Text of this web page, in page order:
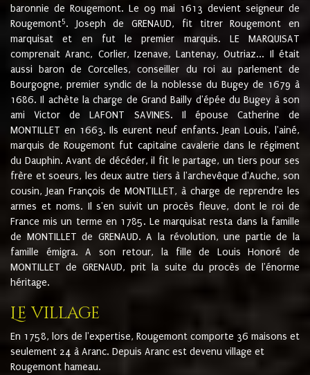
baronnie de Rougemont. Le 09 mai 1613 devient seigneur de
Rougemont5. Joseph de GRENAUD, fit titrer Rougemont en
marquisat et en fut le premier marquis. LE MARQUISAT
comprenait Aranc, Corlier, Izenave, Lantenay, Outriaz... Il était
aussi baron de Corcelles, conseiller du roi au parlement de
Bourgogne, premier syndic de la noblesse du Bugey de 1679 à
1686. Il achète la charge de Grand Bailly d'épée du Bugey à son
ami Victor de LAFONT SAVINES. Il épouse Catherine de
MONTILLET en 1663. Ils eurent neuf enfants. Jean Louis, l'ainé,
marquis de Rougemont fut capitaine cavalerie dans le régiment
du Dauphin. Avant de décéder, il fit le partage, un tiers pour ses
frère et soeurs, les deux autre tiers à l'archevêque d'Auche, son
cousin, Jean François de MONTILLET, à charge de reprendre les
armes et noms. Il s'en suivit un procès fleuve, dont le roi de
France mis un terme en 1785. Le marquisat resta dans la famille
de MONTILLET de GRENAUD. A la révolution, une partie de la
famille émigra. A son retour, la fille de Louis Honoré de
MONTILLET de GRENAUD, prit la suite du procès de l'énorme
héritage.
Le village
En 1758, lors de l'expertise, Rougemont comporte 36 maisons et
seulement 24 à Aranc. Depuis Aranc est devenu village et
Rougemont hameau.